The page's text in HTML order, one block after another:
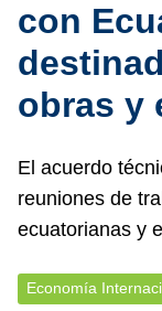
con
obras y
El acuerdo
reuniones de
ecuatorianas y
Economía